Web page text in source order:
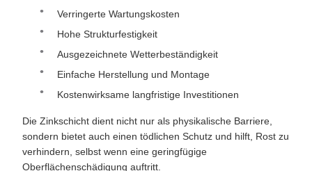
Verringerte Wartungskosten
Hohe Strukturfestigkeit
Ausgezeichnete Wetterbeständigkeit
Einfache Herstellung und Montage
Kostenwirksame langfristige Investitionen
Die Zinkschicht dient nicht nur als physikalische Barriere,
sondern bietet auch einen tödlichen Schutz und hilft, Rost zu
verhindern, selbst wenn eine geringfügige
Oberflächenschädigung auftritt.